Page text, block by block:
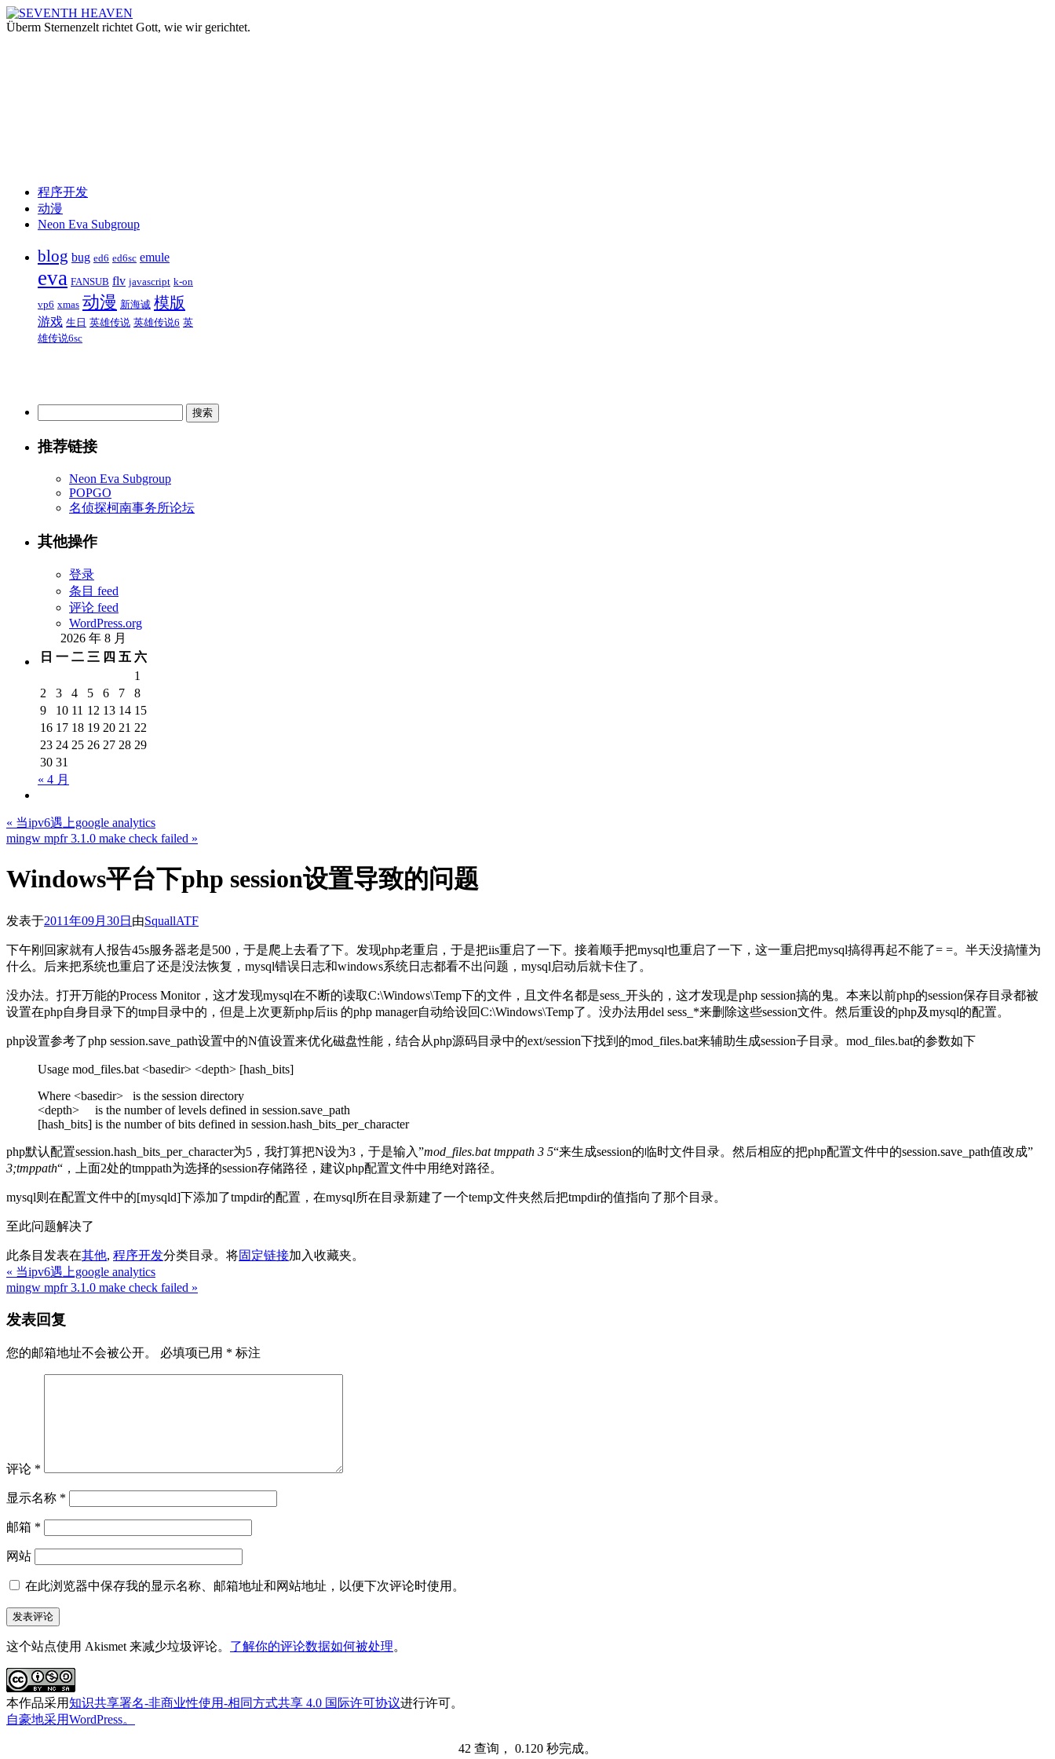
Überm Sternenzelt richtet Gott, wie wir gerichtet.
程序开发
动漫
Neon Eva Subgroup
blog bug ed6 ed6sc emule
eva FANSUB flv javascript k-on
vp6 xmas 动漫 新海诚 模版
游戏 生日 英雄传说 英雄传说6 英
雄传说6sc
推荐链接
Neon Eva Subgroup
POPGO
名侦探柯南事务所论坛
其他操作
登录
条目 feed
评论 feed
WordPress.org
2026 年 8 月
日 一 二 三 四 五 六
1
2
3 4 5 6 7
8
9
10 11 12 13 14 15
16 17 18 19 20 21 22
23 24 25 26 27 28 29
30 31
« 4 月
« 当ipv6遇上google analytics
mingw mpfr 3.1.0 make check failed »
Windows平台下php session设置导致的问题
发表于2011年09月30日 由SquallATF
下午刚回家就有人报告45s服务器老是500，于是爬上去看了下。发现php老重启，于是把iis重启了一下。接着顺手把mysql也重启了一下，这一重启把mysql搞得再起不能了= =。半天没搞懂为
什么。后来把系统也重启了还是没法恢复，mysql错误日志和windows系统日志都看不出问题，mysql启动后就卡住了。
没办法。打开万能的Process Monitor，这才发现mysql在不断的读取C:\Windows\Temp下的文件，且文件名都是sess_开头的，这才发现是php session搞的鬼。本来以前php的session保存目录都被
设置在php自身目录下的tmp目录中的，但是上次更新php后iis 的php manager自动给设回C:\Windows\Temp了。没办法用del sess_*来删除这些session文件。然后重设的php及mysql的配置。
php设置参考了php session.save_path设置中的N值设置来优化磁盘性能，结合从php源码目录中的ext/session下找到的mod_files.bat来辅助生成session子目录。mod_files.bat的参数如下
Usage mod_files.bat <basedir> <depth> [hash_bits]
Where <basedir> is the session directory
<depth> is the number of levels defined in session.save_path
[hash_bits] is the number of bits defined in session.hash_bits_per_character
php默认配置session.hash_bits_per_character为5，我打算把N设为3，于是输入”mod_files.bat tmppath 3 5“来生成session的临时文件目录。然后相应的把php配置文件中的session.save_path值改成”
3;tmppath“，上面2处的tmppath为选择的session存储路径，建议php配置文件中用绝对路径。
mysql则在配置文件中的[mysqld]下添加了tmpdir的配置，在mysql所在目录新建了一个temp文件夹然后把tmpdir的值指向了那个目录。
至此问题解决了
此条目发表在其他, 程序开发分类目录。将固定链接加入收藏夹。
« 当ipv6遇上google analytics
mingw mpfr 3.1.0 make check failed »
发表回复
您的邮箱地址不会被公开。 必填项已用 * 标注
评论 *
显示名称 *
邮箱 *
网站
在此浏览器中保存我的显示名称、邮箱地址和网站地址，以便下次评论时使用。
这个站点使用 Akismet 来减少垃圾评论。 了解你的评论数据如何被处理。
本作品采用知识共享署名-非商业性使用-相同方式共享 4.0 国际许可协议进行许可。
自豪地采用WordPress。
42 查询， 0.120 秒完成。